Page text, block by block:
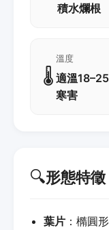
積水爛根
🌡️
溫度
適溫
寒害
🔍形態特徵
葉片 ：橢圓